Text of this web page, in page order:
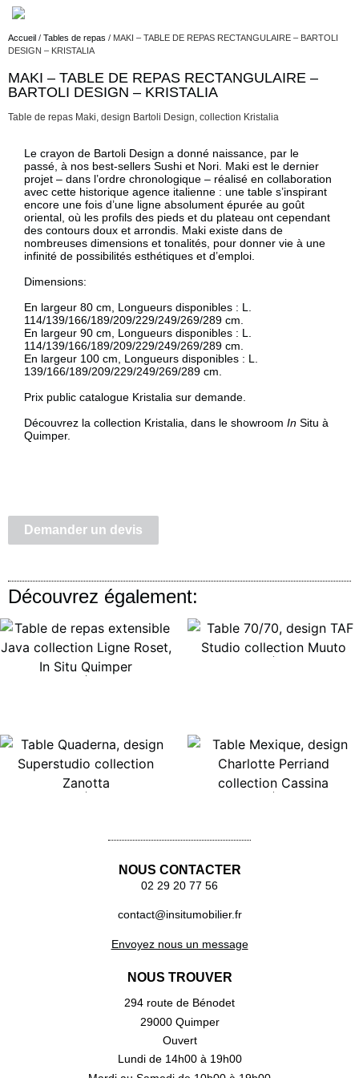
Accueil / Tables de repas / MAKI – TABLE DE REPAS RECTANGULAIRE – BARTOLI
DESIGN – KRISTALIA
MAKI – TABLE DE REPAS RECTANGULAIRE –
BARTOLI DESIGN – KRISTALIA
Table de repas Maki, design Bartoli Design, collection Kristalia
Description
Description
Le crayon de Bartoli Design a donné naissance, par le
passé, à nos best-sellers Sushi et Nori. Maki est le dernier
projet – dans l’ordre chronologique – réalisé en collaboration
avec cette historique agence italienne : une table s’inspirant
encore une fois d’une ligne absolument épurée au goût
oriental, où les profils des pieds et du plateau ont cependant
des contours doux et arrondis. Maki existe dans de
nombreuses dimensions et tonalités, pour donner vie à une
infinité de possibilités esthétiques et d’emploi.
Dimensions:
En largeur 80 cm, Longueurs disponibles : L.
114/139/166/189/209/229/249/269/289 cm.
En largeur 90 cm, Longueurs disponibles : L.
114/139/166/189/209/229/249/269/289 cm.
En largeur 100 cm, Longueurs disponibles : L.
139/166/189/209/229/249/269/289 cm.
Prix public catalogue Kristalia sur demande.
Découvrez la collection Kristalia, dans le showroom In Situ à
Quimper.
Demander un devis
Découvrez également:
NOUS CONTACTER
02 29 20 77 56
contact@insitumobilier.fr
Envoyez nous un message
NOUS TROUVER
294 route de Bénodet
29000 Quimper
Ouvert
Lundi de 14h00 à 19h00